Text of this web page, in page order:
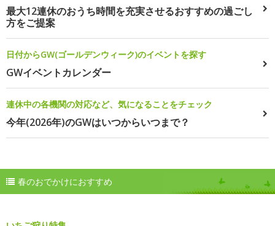
最大12連休のおうち時間を充実させるおすすめの過ごし
方をご提案
日付からGW(ゴールデンウィーク)のイベントを探す
GWイベントカレンダー
連休中の各機関の対応など、気になることをチェック
今年(2026年)のGWはいつからいつまで？
春のおでかけにおすすめ